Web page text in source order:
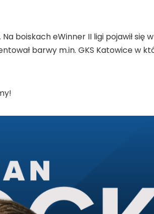
boiskach eWinner II ligi pojawił się w
barwy m.in. GKS Katowice w